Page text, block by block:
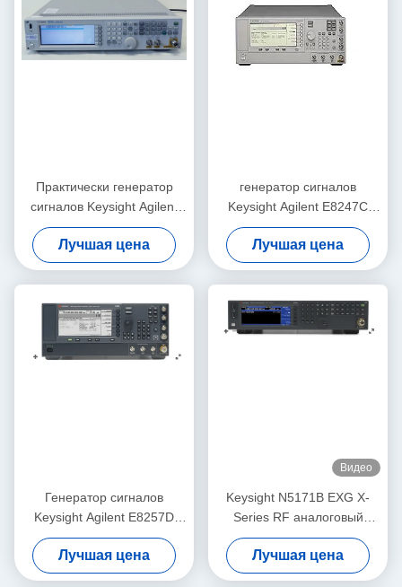
Практически генератор
сигналов Keysight Agilent
N5182A MXG RF вектора
Лучшая цена
генератор сигналов
Keysight Agilent E8247C
250KHz-40GHz PSG CW
Лучшая цена
Генератор сигналов
Keysight Agilent E8257D
PSG Benchtop сетноой-
аналогов RF
Лучшая цена
Видео
Keysight N5171B EXG X-
Series RF аналоговый
генератор сигнала от 9 кГц
до 6 ГГц
Лучшая цена